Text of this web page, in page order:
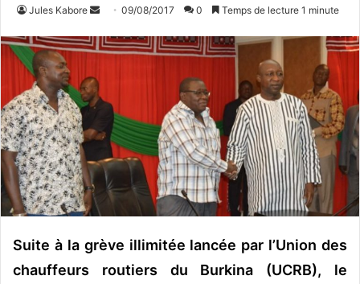
Jules Kabore
v
e
n
r
09/08/2017 0 Temps de lecture 1 minute
Suite à la grève illimitée lancée par l’Union des
chauffeurs routiers du Burkina (UCRB), le